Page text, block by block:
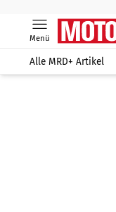
Menü
Alle MRD+ Artikel